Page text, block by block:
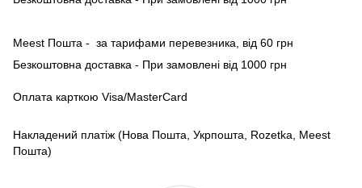
Meest Пошта - за тарифами перевезника, від 60 грн
Безкоштовна доставка - При замовлені від 1000 грн
Оплата карткою Visa/MasterCard
Накладений платіж (Нова Пошта, Укрпошта, Rozetka, Meest
Пошта)